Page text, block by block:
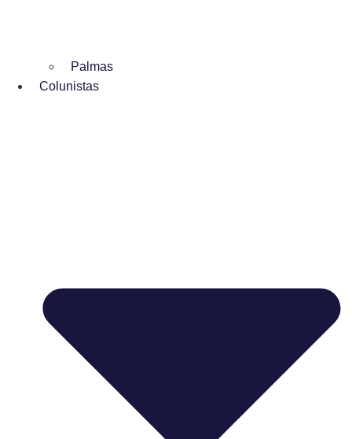
Palmas
Colunistas